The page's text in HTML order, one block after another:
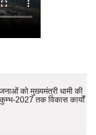
को मुख्यमंत्री धामी की
2027 तक विकास कार्यों